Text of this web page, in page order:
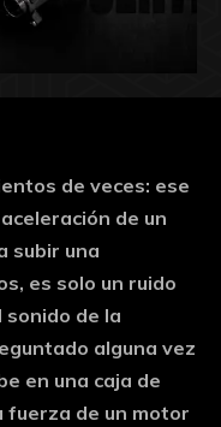
de veces: ese
de un
subir una
es solo un ruido
de la
alguna vez
en una caja de
fuerza de un motor